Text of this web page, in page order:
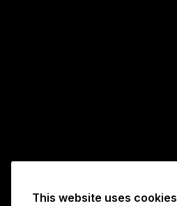
This website uses cookies